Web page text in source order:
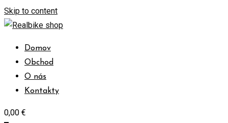
Skip to content
Domov
Obchod
O nás
Kontakty
0,00 €